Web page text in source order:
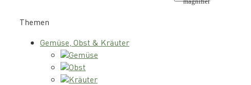
Themen
Gemüse, Obst & Kräuter
Gemüse
Obst
Kräuter